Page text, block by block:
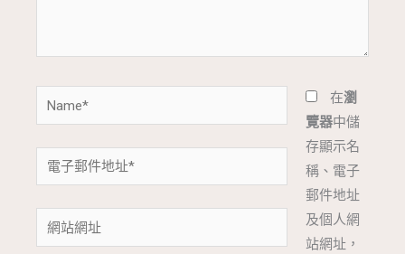
Name*
電
子
郵
件
網
站
在瀏
覽器中儲
存顯示名
稱、電子
郵件地址
及個人網
站網址，